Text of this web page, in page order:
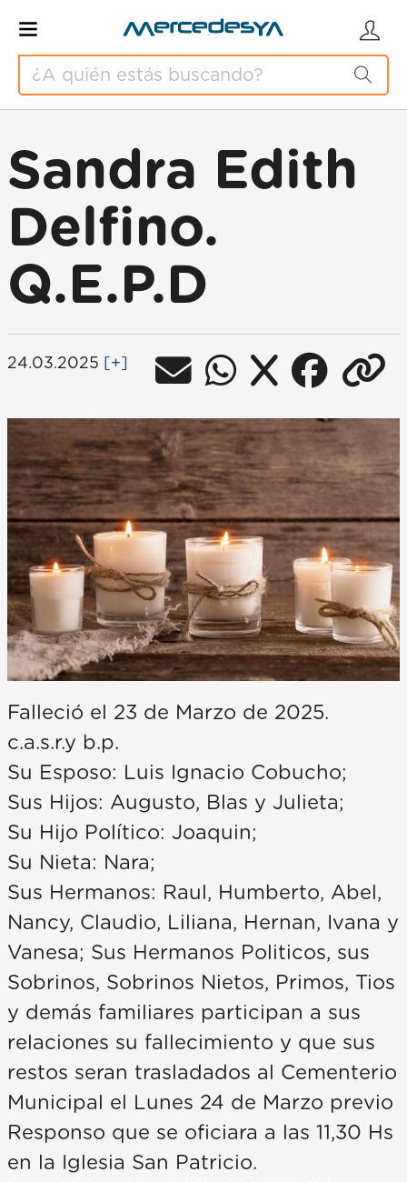
Sandra Edith
Delfino.
Q.E.P.D
24.03.2025 [+]
Falleció el 23 de Marzo de 2025.
c.a.s.r.y b.p.
Su Esposo: Luis Ignacio Cobucho;
Sus Hijos: Augusto, Blas y Julieta;
Su Hijo Político: Joaquin;
Su Nieta: Nara;
Sus Hermanos: Raul, Humberto, Abel,
Nancy, Claudio, Liliana, Hernan, Ivana y
Vanesa; Sus Hermanos Politicos, sus
Sobrinos, Sobrinos Nietos, Primos, Tios
y demás familiares participan a sus
relaciones su fallecimiento y que sus
restos seran trasladados al Cementerio
Municipal el Lunes 24 de Marzo previo
Responso que se oficiara a las 11,30 Hs
en la Iglesia San Patricio.